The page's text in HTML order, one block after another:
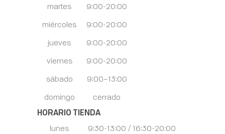
martes
9:00-20:00
miércoles
9:00-20:00
jueves
9:00-20:00
viernes
9:00-20:00
sábado
9:00–13:00
domingo
cerrado
HORARIO TIENDA
lunes
9:30-13:00 / 16:30-20:00